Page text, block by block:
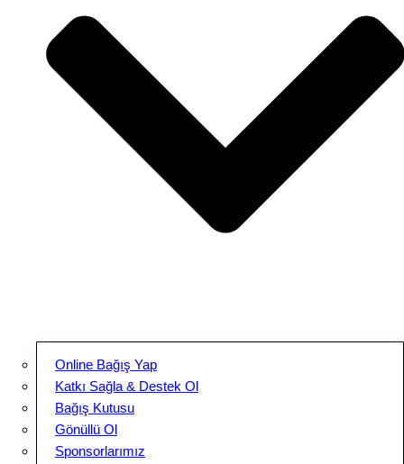
Online Bağış Yap
Katkı Sağla & Destek Ol
Bağış Kutusu
Gönüllü Ol
Sponsorlarımız